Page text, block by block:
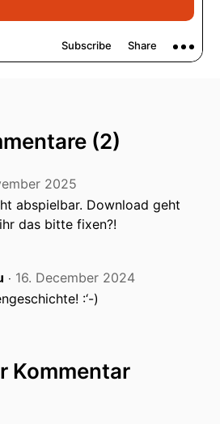
(2)
2025
abspielbar. Download geht
das bitte fixen?!
‧ 16. December 2024
:‘-)
Kommentar